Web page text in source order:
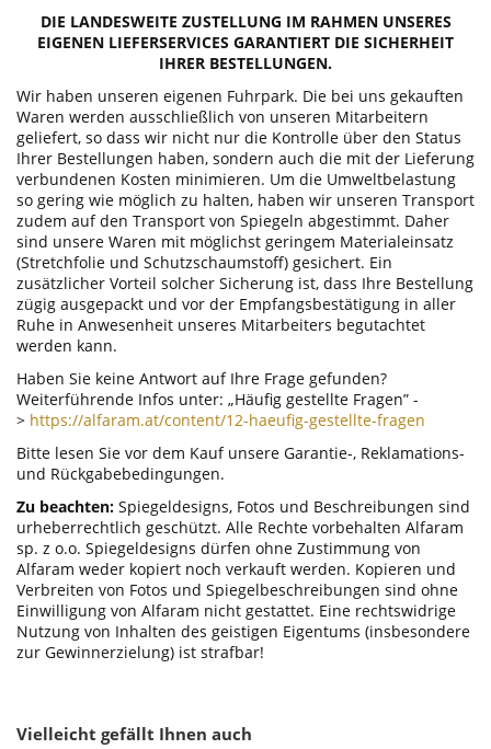
DIE LANDESWEITE ZUSTELLUNG IM RAHMEN UNSERES
EIGENEN LIEFERSERVICES GARANTIERT DIE SICHERHEIT
IHRER BESTELLUNGEN.
Wir haben unseren eigenen Fuhrpark. Die bei uns gekauften
Waren werden ausschließlich von unseren Mitarbeitern
geliefert, so dass wir nicht nur die Kontrolle über den Status
Ihrer Bestellungen haben, sondern auch die mit der Lieferung
verbundenen Kosten minimieren. Um die Umweltbelastung
so gering wie möglich zu halten, haben wir unseren Transport
zudem auf den Transport von Spiegeln abgestimmt. Daher
sind unsere Waren mit möglichst geringem Materialeinsatz
(Stretchfolie und Schutzschaumstoff) gesichert. Ein
zusätzlicher Vorteil solcher Sicherung ist, dass Ihre Bestellung
zügig ausgepackt und vor der Empfangsbestätigung in aller
Ruhe in Anwesenheit unseres Mitarbeiters begutachtet
werden kann.
Haben Sie keine Antwort auf Ihre Frage gefunden?
Weiterführende Infos unter: „Häufig gestellte Fragen” -
> https://alfaram.at/content/12-haeufig-gestellte-fragen
Bitte lesen Sie vor dem Kauf unsere Garantie-, Reklamations-
und Rückgabebedingungen.
Zu beachten: Spiegeldesigns, Fotos und Beschreibungen sind
urheberrechtlich geschützt. Alle Rechte vorbehalten Alfaram
sp. z o.o. Spiegeldesigns dürfen ohne Zustimmung von
Alfaram weder kopiert noch verkauft werden. Kopieren und
Verbreiten von Fotos und Spiegelbeschreibungen sind ohne
Einwilligung von Alfaram nicht gestattet. Eine rechtswidrige
Nutzung von Inhalten des geistigen Eigentums (insbesondere
zur Gewinnerzielung) ist strafbar!
Vielleicht gefällt Ihnen auch